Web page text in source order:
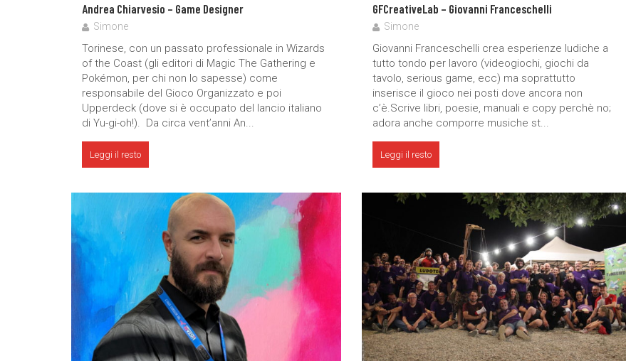
Andrea Chiarvesio – Game Designer
Simone
Torinese, con un passato professionale in Wizards
of the Coast (gli editori di Magic The Gathering e
Pokémon, per chi non lo sapesse) come
responsabile del Gioco Organizzato e poi
Upperdeck (dove si è occupato del lancio italiano
di Yu-gi-oh!). Da circa vent’anni An...
Leggi il resto
GFCreativeLab – Giovanni Franceschelli
Simone
Giovanni Franceschelli crea esperienze ludiche a
tutto tondo per lavoro (videogiochi, giochi da
tavolo, serious game, ecc) ma soprattutto
inserisce il gioco nei posti dove ancora non
c’è.Scrive libri, poesie, manuali e copy perchè no;
adora anche comporre musiche st...
Leggi il resto